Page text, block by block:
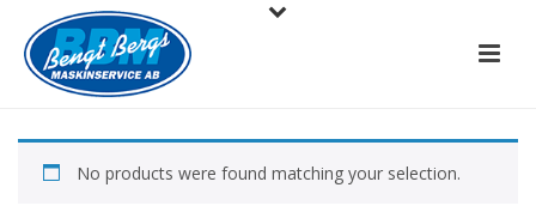
No products were found matching your selection.